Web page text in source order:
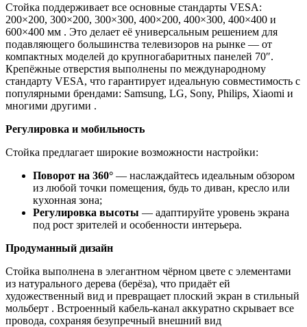
Стойка поддерживает все основные стандарты VESA:
200×200, 300×200, 300×300, 400×200, 400×300, 400×400 и
600×400 мм . Это делает её универсальным решением для
подавляющего большинства телевизоров на рынке — от
компактных моделей до крупногабаритных панелей 70″.
Крепёжные отверстия выполнены по международному
стандарту VESA, что гарантирует идеальную совместимость с
популярными брендами: Samsung, LG, Sony, Philips, Xiaomi и
многими другими .
Регулировка и мобильность
Стойка предлагает широкие возможности настройки:
Поворот на 360° — наслаждайтесь идеальным обзором
из любой точки помещения, будь то диван, кресло или
кухонная зона;
Регулировка высоты — адаптируйте уровень экрана
под рост зрителей и особенности интерьера.
Продуманный дизайн
Стойка выполнена в элегантном чёрном цвете с элементами
из натурального дерева (берёза), что придаёт ей
художественный вид и превращает плоский экран в стильный
мольберт . Встроенный кабель-канал аккуратно скрывает все
провода, сохраняя безупречный внешний вид